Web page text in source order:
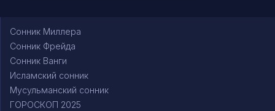
Сонник Миллера
Сонник Фрейда
Сонник Ванги
Исламский сонник
Мусульманский сонник
ГОРОСКОП 2025